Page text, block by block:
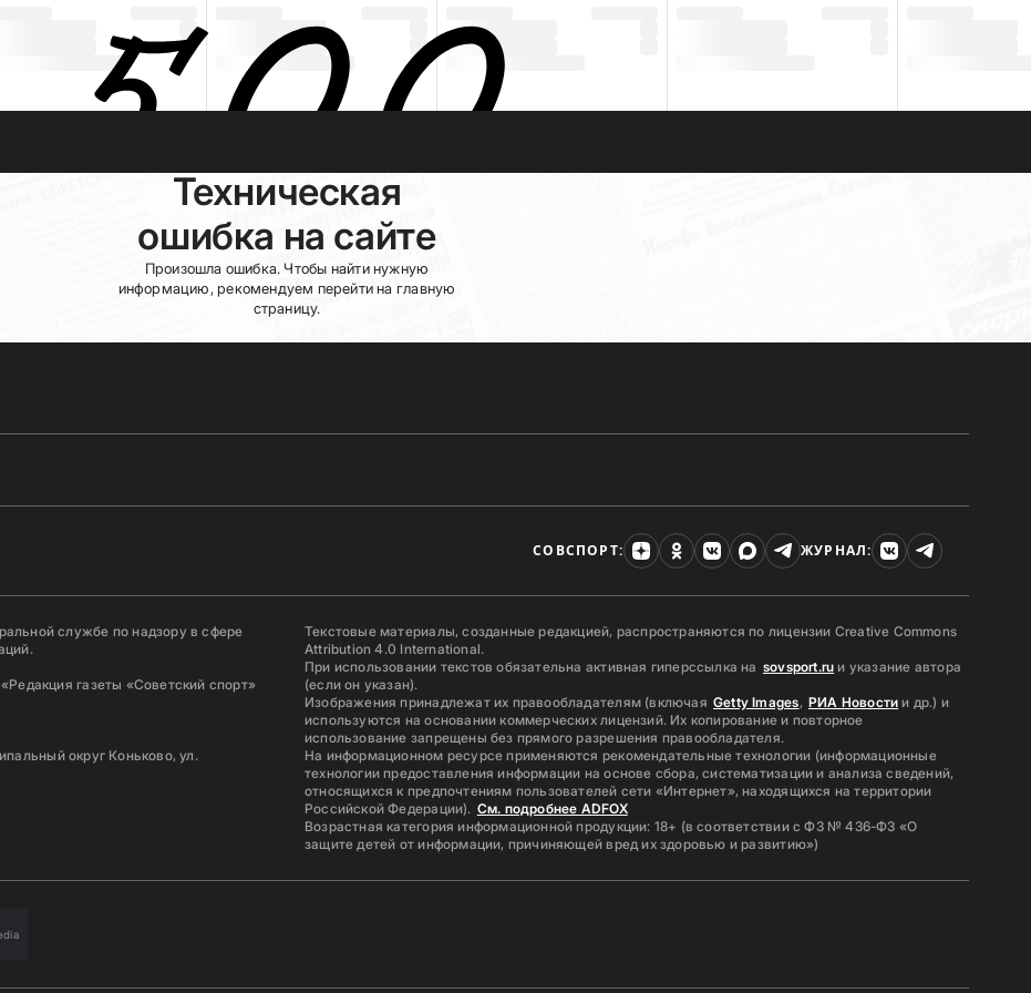
Техническая
ошибка на сайте
Произошла ошибка. Чтобы найти нужную
информацию, рекомендуем перейти на главную
страницу.
СОВСПОРТ: ЖУРНАЛ:
службе по надзору в сфере
газеты «Советский спорт»
округ Коньково, ул.
Текстовые материалы, созданные редакцией, распространяются по лицензии Creative Commons
Attribution 4.0 International.
При использовании текстов обязательна активная гиперссылка на sovsport.ru и указание автора
(если он указан).
Изображения принадлежат их правообладателям (включая Getty Images, РИА Новости и др.) и
используются на основании коммерческих лицензий. Их копирование и повторное
использование запрещены без прямого разрешения правообладателя.
На информационном ресурсе применяются рекомендательные технологии (информационные
технологии предоставления информации на основе сбора, систематизации и анализа сведений,
относящихся к предпочтениям пользователей сети «Интернет», находящихся на территории
Российской Федерации). См. подробнее ADFOX
Возрастная категория информационной продукции: 18+ (в соответствии с ФЗ № 436-ФЗ «О
защите детей от информации, причиняющей вред их здоровью и развитию»)